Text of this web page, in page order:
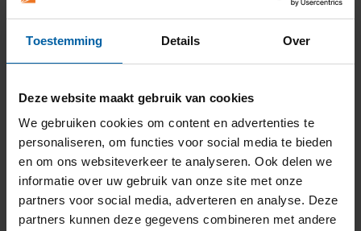
Toestemming Details Over
Deze website maakt gebruik van cookies
We gebruiken cookies om content en advertenties te
personaliseren, om functies voor social media te bieden
en om ons websiteverkeer te analyseren. Ook delen we
informatie over uw gebruik van onze site met onze
partners voor social media, adverteren en analyse. Deze
partners kunnen deze gegevens combineren met andere